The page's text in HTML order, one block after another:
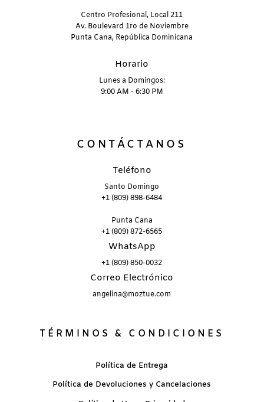
Centro Profesional, Local 211
Av. Boulevard 1ro de Noviembre
Punta Cana, República Dominicana
Horario
Lunes a Domingos:
9:00 AM - 6:30 PM
CONTÁCTANOS
Teléfono
Santo Domingo
+1 (809) 898-6484
Punta Cana
+1 (809) 872-6565
WhatsApp
+1 (809) 850-0032
Correo Electrónico
angelina@moztue.com
TÉRMINOS & CONDICIONES
Política de Entrega
Política de Devoluciones y Cancelaciones